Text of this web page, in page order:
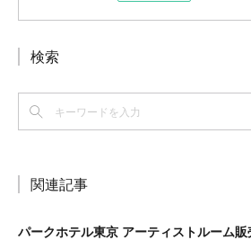
検索
関連記事